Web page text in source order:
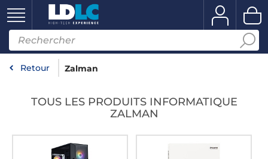
Retour Zalman
TOUS LES PRODUITS INFORMATIQUE
ZALMAN